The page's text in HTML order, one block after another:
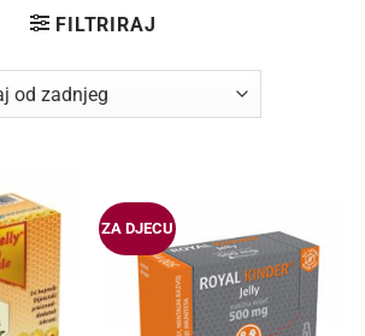
FILTRIRAJ
ZA DJECU